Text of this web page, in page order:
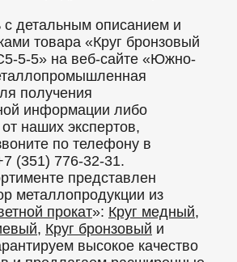
с детальным описанием и
товара «Круг бронзовый
5-5» на веб-сайте «Южно-
получения
информации либо
наших экспертов,
по телефону в
(351) 776-32-31.
представлен
металлопродукции из
прокат»: Круг медный,
, Круг бронзовый и
высокое качество